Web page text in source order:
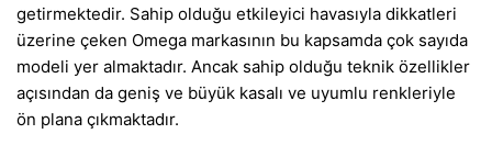
getirmektedir. Sahip olduğu etkileyici havasıyla dikkatleri
üzerine çeken Omega markasının bu kapsamda çok sayıda
modeli yer almaktadır. Ancak sahip olduğu teknik özellikler
açısından da geniş ve büyük kasalı ve uyumlu renkleriyle
ön plana çıkmaktadır.